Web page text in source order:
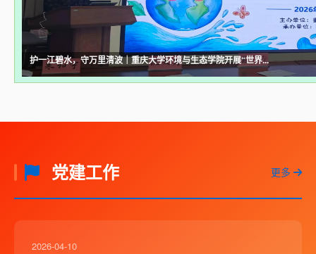
护一江碧水，守万里清波｜重庆大学环境与生态学院开展“世界...
党建工作 更多
2026-04-10